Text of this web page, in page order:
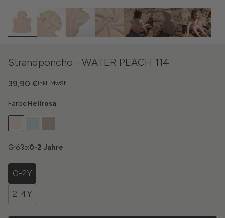
Strandponcho - WATER PEACH 114
inkl. MwSt.
39,90 €
Farbe:Hellrosa
Größe:0-2 Jahre
0-2Y
2-4Y